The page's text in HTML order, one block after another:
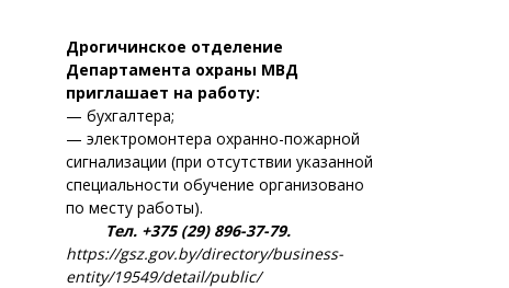
Дрогичинское отделение
Департамента охраны МВД
приглашает на работу:
— бухгалтера;
— электромонтера охранно-пожарной
сигнализации (при отсутствии указанной
специальности обучение организовано
по месту работы).
Тел. +375 (29) 896-37-79.
https://gsz.gov.by/directory/business-
entity/19549/detail/public/